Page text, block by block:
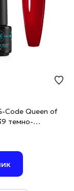
Code Queen of
темно-